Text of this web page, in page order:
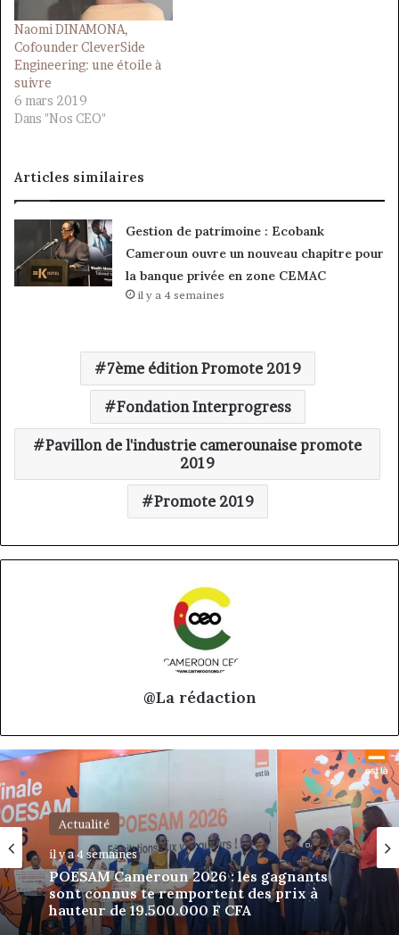
Naomi DINAMONA,
Cofounder CleverSide
Engineering: une étoile à
suivre
6 mars 2019
Dans "Nos CEO"
Articles similaires
Gestion de patrimoine : Ecobank
Cameroun ouvre un nouveau chapitre pour
la banque privée en zone CEMAC
il y a 4 semaines
7ème édition Promote 2019
Fondation Interprogress
Pavillon de l'industrie camerounaise promote
2019
Promote 2019
@La rédaction
Actualité
il y a 4 semaines
POESAM Cameroun 2026 : les gagnants
sont connus te remportent des prix à
hauteur de 19.500.000 F CFA
Actualité
4 juillet 2026